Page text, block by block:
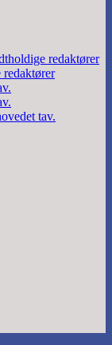
redaktører
tav.